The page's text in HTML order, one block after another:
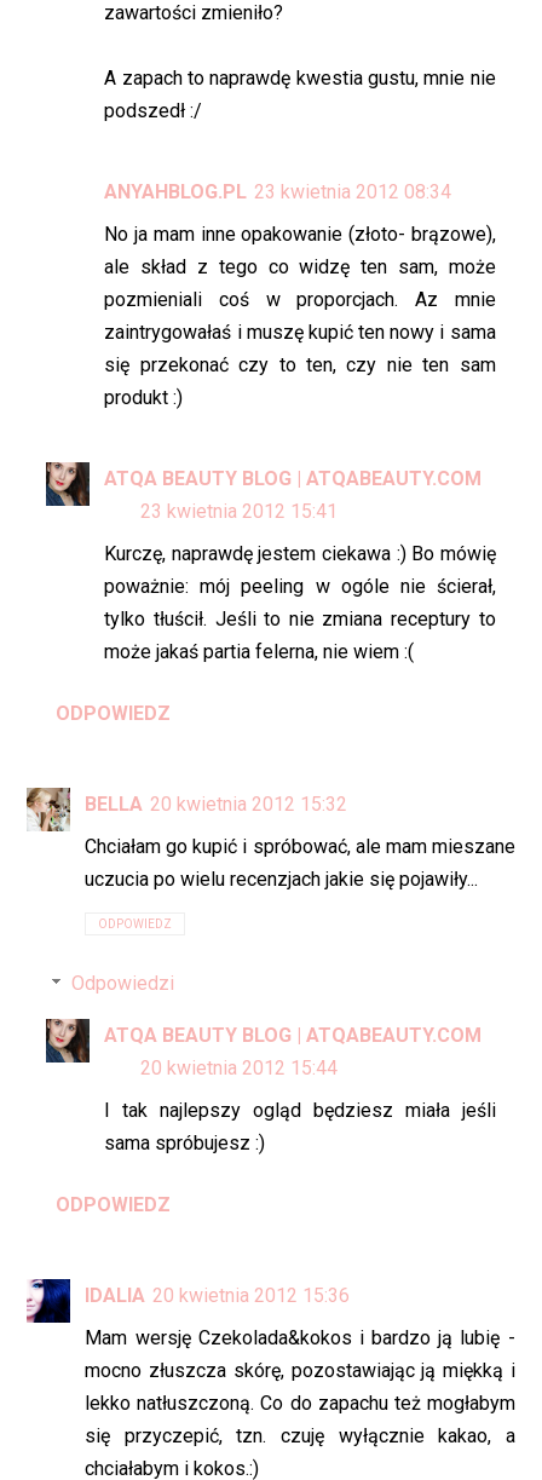
zawartości zmieniło?
A zapach to naprawdę kwestia gustu, mnie nie
podszedł :/
ANYAHBLOG.PL 23 kwietnia 2012 08:34
No ja mam inne opakowanie (złoto- brązowe),
ale skład z tego co widzę ten sam, może
pozmieniali coś w proporcjach. Az mnie
zaintrygowałaś i muszę kupić ten nowy i sama
się przekonać czy to ten, czy nie ten sam
produkt :)
ATQA BEAUTY BLOG | ATQABEAUTY.COM
23 kwietnia 2012 15:41
Kurczę, naprawdę jestem ciekawa :) Bo mówię
poważnie: mój peeling w ogóle nie ścierał,
tylko tłuścił. Jeśli to nie zmiana receptury to
może jakaś partia felerna, nie wiem :(
ODPOWIEDZ
BELLA 20 kwietnia 2012 15:32
Chciałam go kupić i spróbować, ale mam mieszane
uczucia po wielu recenzjach jakie się pojawiły...
ODPOWIEDZ
Odpowiedzi
ATQA BEAUTY BLOG | ATQABEAUTY.COM
20 kwietnia 2012 15:44
I tak najlepszy ogląd będziesz miała jeśli
sama spróbujesz :)
ODPOWIEDZ
IDALIA 20 kwietnia 2012 15:36
Mam wersję Czekolada&kokos i bardzo ją lubię -
mocno złuszcza skórę, pozostawiając ją miękką i
lekko natłuszczoną. Co do zapachu też mogłabym
się przyczepić, tzn. czuję wyłącznie kakao, a
chciałabym i kokos.:)